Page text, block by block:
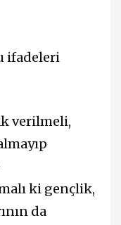
ifadeleri
verilmeli,
ki gençlik,
da